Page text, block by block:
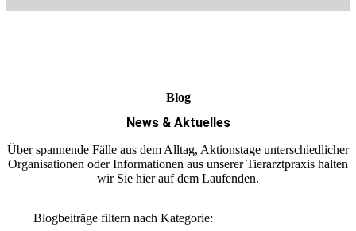
Blog
News & Aktuelles
Über spannende Fälle aus dem Alltag, Aktionstage unterschiedlicher
Organisationen oder Informationen aus unserer Tierarztpraxis halten
wir Sie hier auf dem Laufenden.
Blogbeiträge filtern nach Kategorie: